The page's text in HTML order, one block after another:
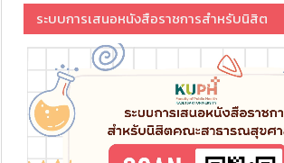
ระบบการเสนอหนังสือราชการสำหรับนิสิต